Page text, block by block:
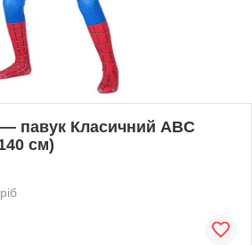
павук Класичний ABC
см)